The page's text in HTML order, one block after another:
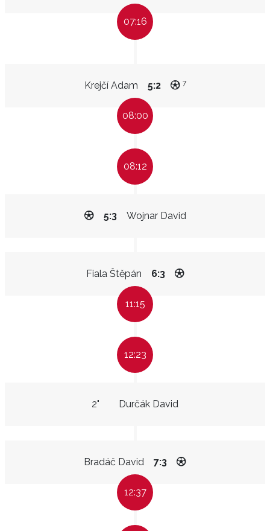
07:16
Krejčí Adam 5:2 7
08:00
08:12
Wojnar David
5:3
Fiala Štěpán 6:3
11:15
12:23
Durčák David
2"
Bradáč David 7:3
12:37